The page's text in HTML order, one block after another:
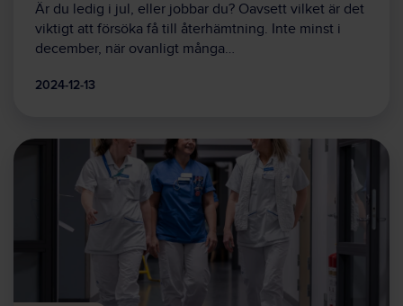
Är du ledig i jul, eller jobbar du? Oavsett vilket är det
viktigt att försöka få till återhämtning. Inte minst i
december, när ovanligt många…
2024-12-13